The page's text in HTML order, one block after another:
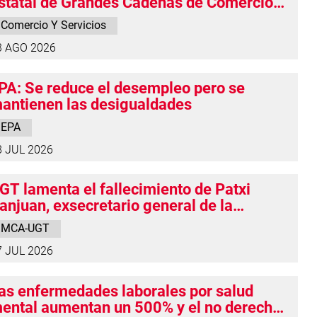
y Calzado supone un recorte de
y anuncia que defenderá las
de las personas trabajadoras
Comercio Y Servicios
AGO 2026
Se reduce el desempleo pero se
las desigualdades
EPA
JUL 2026
lamenta el fallecimiento de Patxi
exsecretario general de la
del Metal en Navarra
MCA-UGT
JUL 2026
enfermedades laborales por salud
aumentan un 500% y el no derecho